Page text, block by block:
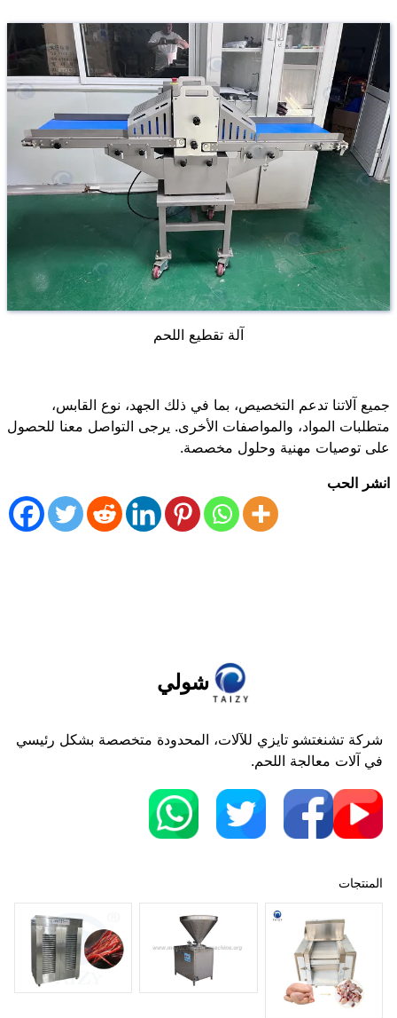
آلة تقطيع اللحم
جميع آلاتنا تدعم التخصيص، بما في ذلك الجهد، نوع القابس،
متطلبات المواد، والمواصفات الأخرى. يرجى التواصل معنا للحصول
على توصيات مهنية وحلول مخصصة.
انشر الحب
شولي
شركة تشنغتشو تايزي للآلات، المحدودة متخصصة بشكل رئيسي
في آلات معالجة اللحم.
المنتجات